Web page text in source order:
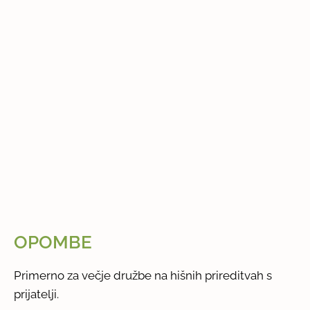
OPOMBE
Primerno za večje družbe na hišnih prireditvah s
prijatelji.